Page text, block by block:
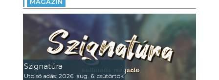
Szignatúra
Utolsó adás: 2026. aug. 6. csütörtök